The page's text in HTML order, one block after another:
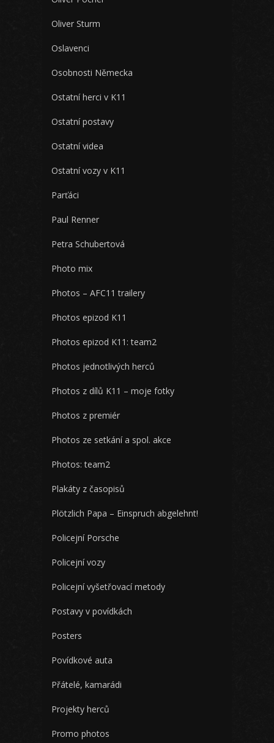
Oliver Sturm
Oslavenci
Osobnosti Německa
Ostatní herci v K11
Ostatní postavy
Ostatní videa
Ostatní vozy v K11
Parťáci
Paul Renner
Petra Schubertová
Photo mix
Photos – AFC11 trailery
Photos epizod K11
Photos epizod K11: team2
Photos jednotlivých herců
Photos z dílů K11 – moje fotky
Photos z premiér
Photos ze setkání a spol. akce
Photos: team2
Plakáty z časopisů
Plötzlich Papa – Einspruch abgelehnt!
Policejní Porsche
Policejní vozy
Policejní vyšetřovací metody
Postavy v povídkách
Posters
Povídkové auta
Přátelé, kamarádi
Projekty herců
Promo photos